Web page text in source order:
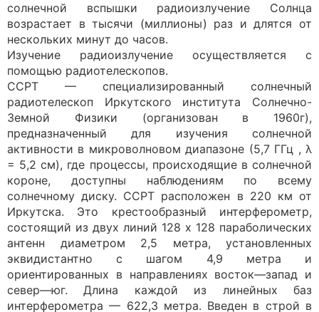
солнечной вспышки радиоизлучение Солнца
возрастает в тысячи (миллионы) раз и длятся от
нескольких минут до часов.
Изучение радиоизлучение осуществляется с
помощью радиотелескопов.
ССРТ — специализированный солнечный
радиотелескоп Иркутского института Солнечно-
Земной Физики (организован в 1960г),
предназначенный для изучения солнечной
активности в микроволновом диапазоне (5,7 ГГц , λ
= 5,2 см), где процессы, происходящие в солнечной
короне, доступны наблюдениям по всему
солнечному диску. ССРТ расположен в 220 км от
Иркутска. Это крестообразный интерферометр,
состоящий из двух линий 128 x 128 параболических
антенн диаметром 2,5 метра, установленных
эквидистантно с шагом 4,9 метра и
ориентированных в направлениях восток—запад и
север—юг. Длина каждой из линейных баз
интерферометра — 622,3 метра. Введен в строй в